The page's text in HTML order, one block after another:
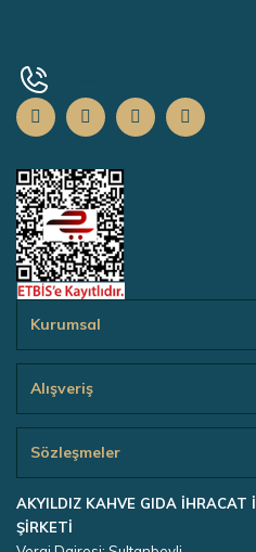
Kurumsal
Alışveriş
Sözleşmeler
AKYILDIZ KAHVE GIDA
ŞİRKETİ